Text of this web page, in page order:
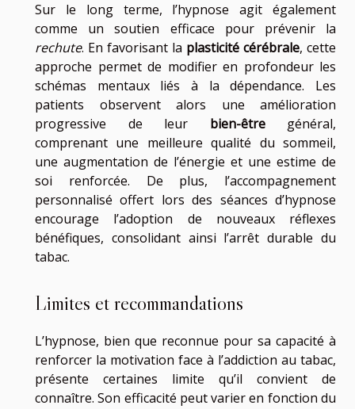
Sur le long terme, l’hypnose agit également
comme un soutien efficace pour prévenir la
rechute. En favorisant la plasticité cérébrale, cette
approche permet de modifier en profondeur les
schémas mentaux liés à la dépendance. Les
patients observent alors une amélioration
progressive de leur bien-êtregénéral,
comprenant une meilleure qualité du sommeil,
une augmentation de l’énergie et une estime de
soi renforcée. De plus, l’accompagnement
personnalisé offert lors des séances d’hypnose
encourage l’adoption de nouveaux réflexes
bénéfiques, consolidant ainsi l’arrêt durable du
tabac.
Limites et recommandations
L’hypnose, bien que reconnue pour sa capacité à
renforcer la motivation face à l’addiction au tabac,
présente certaines limite qu’il convient de
connaître. Son efficacité peut varier en fonction du